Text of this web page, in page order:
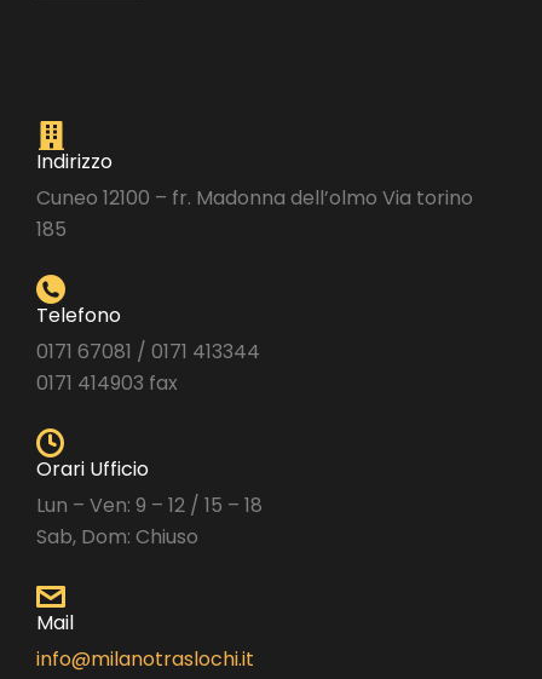
Indirizzo
Cuneo 12100 – fr. Madonna dell’olmo Via torino
185
Telefono
0171 67081 / 0171 413344
0171 414903 fax
Orari Ufficio
Lun – Ven: 9 – 12 / 15 – 18
Sab, Dom: Chiuso
Mail
info@milanotraslochi.it